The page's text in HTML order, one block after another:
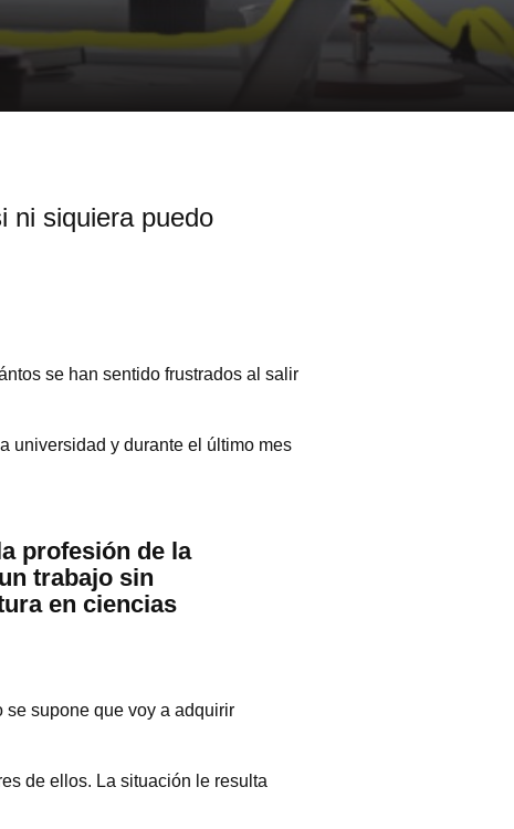
ni siquiera puedo
se han sentido frustrados al salir
universidad y durante el último mes
profesión de la
trabajo sin
en ciencias
se supone que voy a adquirir
de ellos. La situación le resulta